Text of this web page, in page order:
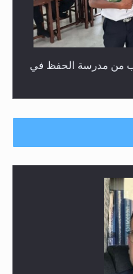
من مدرسة الحفظ في
بنيجيريا لعام